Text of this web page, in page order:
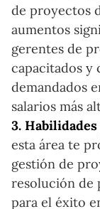
de proyectos
aumentos
gerentes de
capacitados y
demandados
salarios más
3.
esta área te
gestión de
resolución de
para el éxito